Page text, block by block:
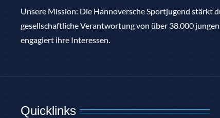
Unsere Mission: Die Hannoversche Sportjugend stärkt
gesellschaftliche Verantwortung von über 38.000
engagiert ihre Interessen.
Quicklinks